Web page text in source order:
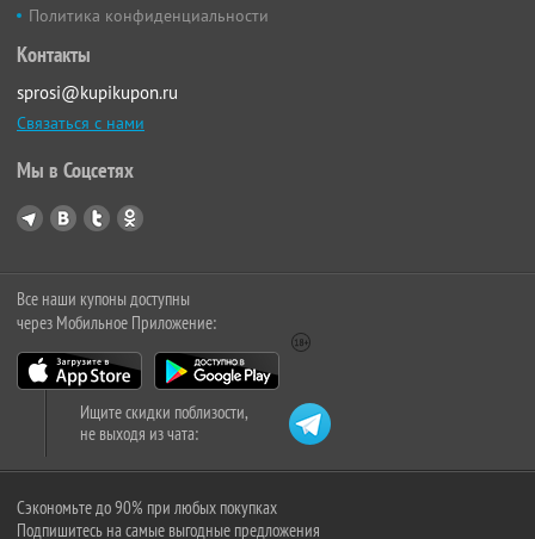
Политика конфиденциальности
Контакты
sprosi@kupikupon.ru
Связаться с нами
Мы в Соцсетях
Все наши купоны доступны
через Мобильное Приложение:
Ищите скидки поблизости,
не выходя из чата:
Сэкономьте до 90% при любых покупках
Подпишитесь на самые выгодные предложения